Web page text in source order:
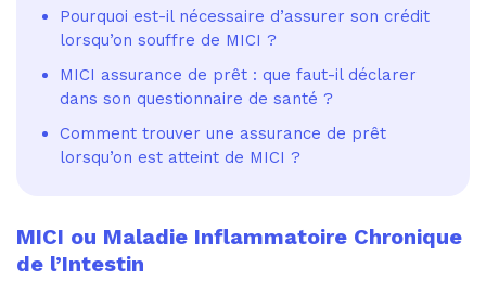
Pourquoi est-il nécessaire d’assurer son crédit
lorsqu’on souffre de MICI ?
MICI assurance de prêt : que faut-il déclarer
dans son questionnaire de santé ?
Comment trouver une assurance de prêt
lorsqu’on est atteint de MICI ?
MICI ou Maladie Inflammatoire Chronique
de l’Intestin